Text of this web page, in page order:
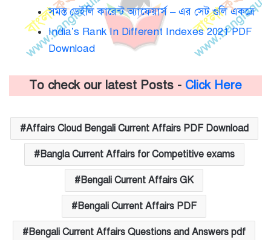
সমস্ত ডেইলি কারেন্ট অ্যাফেয়ার্স – এর সেট গুলি একত্রে
India’s Rank In Different Indexes 2021 PDF
Download
To check our latest Posts - Click Here
Affairs Cloud Bengali Current Affairs PDF Download
Bangla Current Affairs for Competitive exams
Bengali Current Affairs GK
Bengali Current Affairs PDF
Bengali Current Affairs Questions and Answers pdf